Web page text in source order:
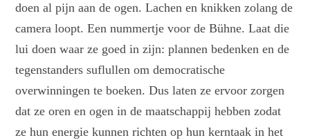
doen al pijn aan de ogen. Lachen en knikken zolang de
camera loopt. Een nummertje voor de Bühne. Laat die
lui doen waar ze goed in zijn: plannen bedenken en de
tegenstanders suflullen om democratische
overwinningen te boeken. Dus laten ze ervoor zorgen
dat ze oren en ogen in de maatschappij hebben zodat
ze hun energie kunnen richten op hun kerntaak in het